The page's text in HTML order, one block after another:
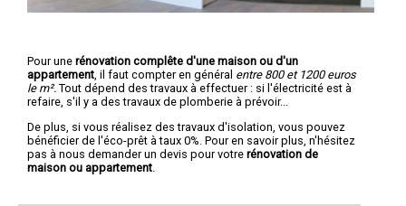
Pour une rénovation complête d'une maison ou d'un
appartement , il faut compter en général entre 800 et 1200 euros
le m². Tout dépend des travaux à effectuer : si l'électricité est à
refaire, s'il y a des travaux de plomberie à prévoir...
De plus, si vous réalisez des travaux d'isolation, vous pouvez
bénéficier de l'éco-prêt à taux 0%. Pour en savoir plus, n'hésitez
pas à nous demander un devis pour votre rénovation de
maison ou appartement